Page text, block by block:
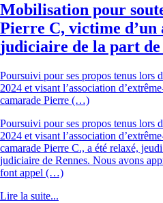
Mobilisation pour
Pierre C, victime d’un
judiciaire de la part
Poursuivi pour ses propos tenus lors
2024 et visant l’association
camarade Pierre (…)
Poursuivi pour ses propos tenus lors
2024 et visant l’association
camarade Pierre C., a été relaxé,
judiciaire de Rennes. Nous avons
font appel (…)
Lire la suite...